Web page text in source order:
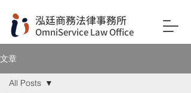
​泓廷商務法律事務所
OmniService Law Office
文章
All Posts